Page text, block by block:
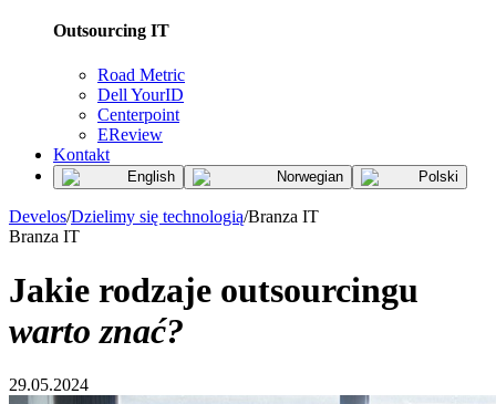
Outsourcing IT
Road Metric
Dell YourID
Centerpoint
EReview
Kontakt
English Norwegian Polski
Develos/Dzielimy się technologią/Branza IT
Branza IT
Jakie rodzaje outsourcingu
warto znać?
29.05.2024